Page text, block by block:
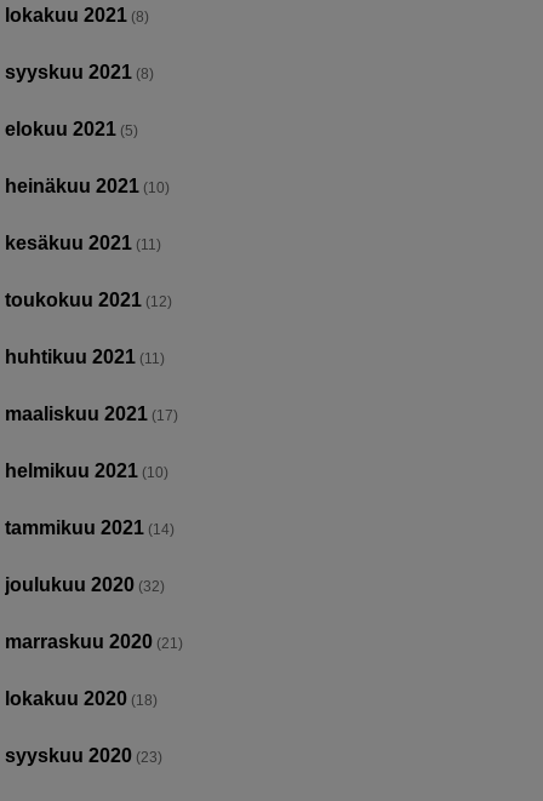
lokakuu 2021 (8)
syyskuu 2021 (8)
elokuu 2021 (5)
heinäkuu 2021 (10)
kesäkuu 2021 (11)
toukokuu 2021 (12)
huhtikuu 2021 (11)
maaliskuu 2021 (17)
helmikuu 2021 (10)
tammikuu 2021 (14)
joulukuu 2020 (32)
marraskuu 2020 (21)
lokakuu 2020 (18)
syyskuu 2020 (23)